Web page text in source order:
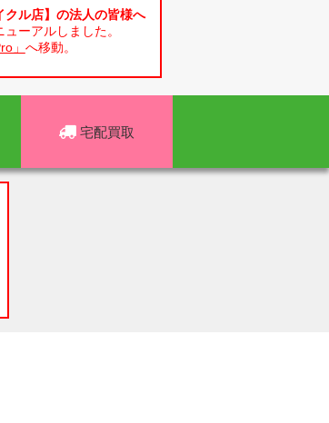
クル店】の法人の皆様へ
ーアルしました。
」 へ移動。
宅配買取